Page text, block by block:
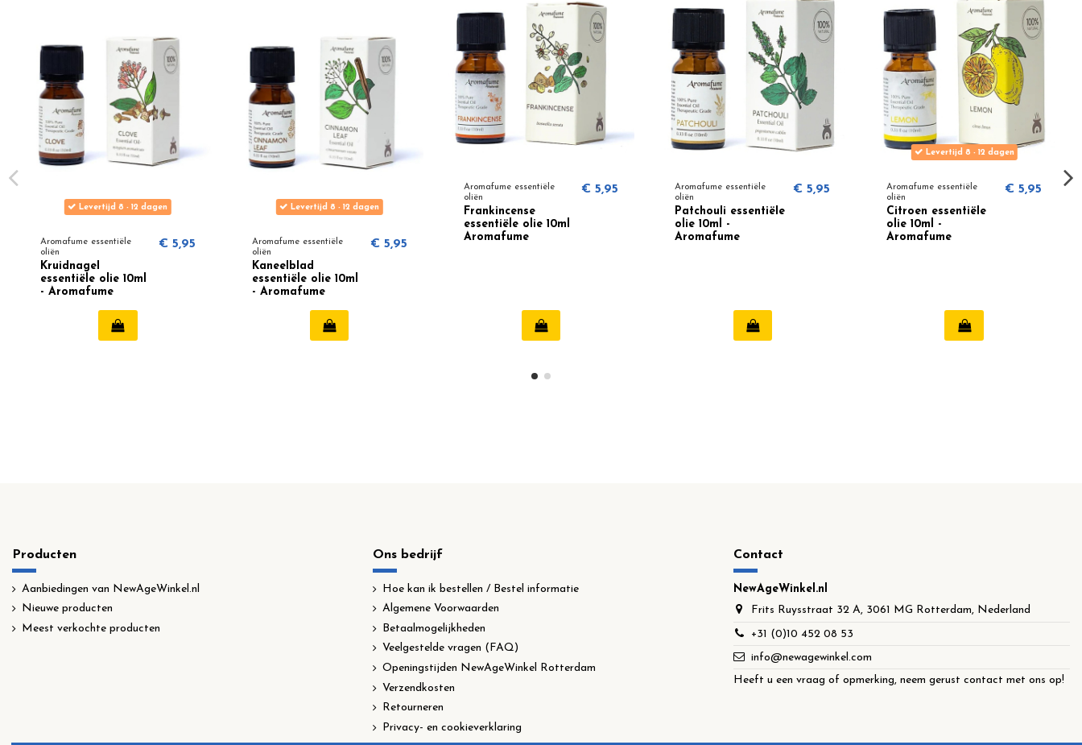
Levertijd 8 - 12 dagen
Aromafume essentiële
oliën
Kruidnagel
essentiële olie 10ml
- Aromafume
€ 5,95
Levertijd 8 - 12 dagen
Aromafume essentiële
oliën
Kaneelblad
essentiële olie 10ml
- Aromafume
€ 5,95
Aromafume essentiële
oliën
Frankincense
essentiële olie 10ml
Aromafume
€ 5,95
Aromafume essentiële
oliën
Patchouli essentiële
olie 10ml -
Aromafume
€ 5,95
Levertijd 8 - 12 dagen
Aromafume essentiële
oliën
Citroen essentiële
olie 10ml -
Aromafume
€ 5,95
Producten
Aanbiedingen van NewAgeWinkel.nl
Nieuwe producten
Meest verkochte producten
Ons bedrijf
Hoe kan ik bestellen / Bestel informatie
Algemene Voorwaarden
Betaalmogelijkheden
Veelgestelde vragen (FAQ)
Openingstijden NewAgeWinkel Rotterdam
Verzendkosten
Retourneren
Privacy- en cookieverklaring
Contact
NewAgeWinkel.nl
Frits Ruysstraat 32 A, 3061 MG Rotterdam, Nederland
+31 (0)10 452 08 53
info@newagewinkel.com
Heeft u een vraag of opmerking, neem gerust contact met ons op!